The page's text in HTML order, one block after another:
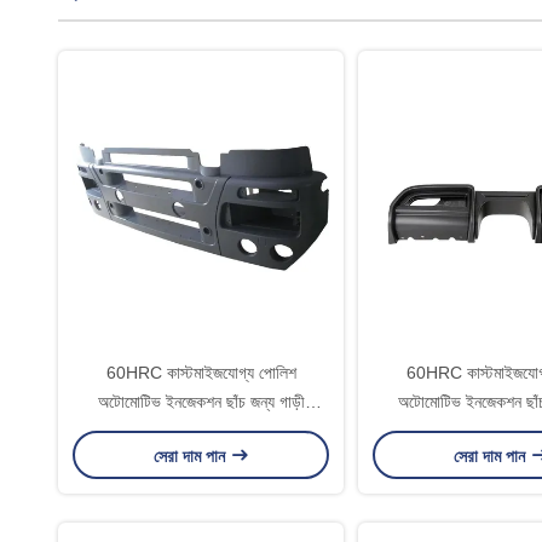
60HRC কাস্টমাইজযোগ্য পোলিশ
অটোমোটিভ ইনজেকশন ছাঁচ জন্য গাড়ী
আনুষাঙ্গিক প্লাস্টিকের ইনজেকশন ছাঁচ
সেরা দাম পান
60HRC
অটোমোটিভ ইনজেকশন
আনুষাঙ্গিক প্লাস্টিকের
সেরা দাম পান